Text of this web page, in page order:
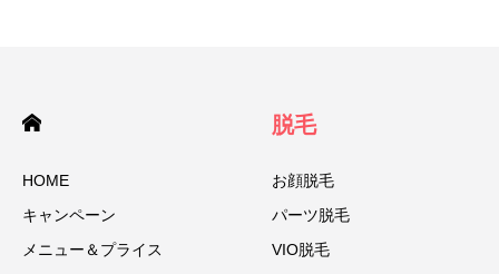
HOME
キャンペーン
メニュー＆プライス
脱毛
お顔脱毛
パーツ脱毛
VIO脱毛